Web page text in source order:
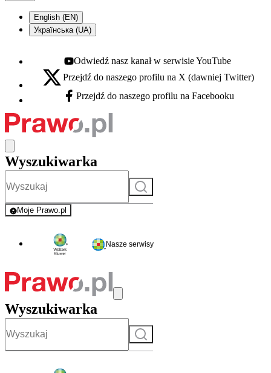
English (EN)
Українська (UA)
Youtube - otwiera się w nowej karcie
Odwiedź nasz kanał w serwisie YouTube
X - otwiera się w nowej karcie
Przejdź do naszego profilu na X (dawniej Twitter)
Facebook - otwiera się w nowej karcie
Przejdź do naszego profilu na Facebooku
Wyszukiwarka
Szukaj
Moje Prawo.pl
- rejestracja i logowanie do serwisu
Nasze serwisy
Wyszukiwarka
Szukaj